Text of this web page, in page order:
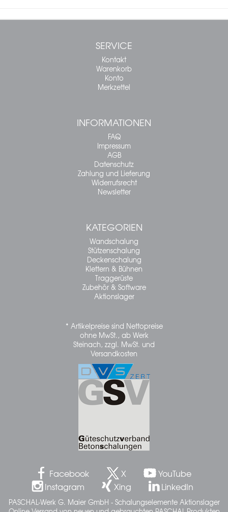
SERVICE
Kontakt
Warenkorb
Konto
Merkzettel
INFORMATIONEN
FAQ
Impressum
AGB
Datenschutz
Zahlung und Lieferung
Widerrufsrecht
Newsletter
KATEGORIEN
Wandschalung
Stützenschalung
Deckenschalung
Klettern & Bühnen
Traggerüste
Zubehör & Software
Aktionslager
* Artikelpreise sind Nettopreise
ohne MwSt., ab Werk
Steinach, zzgl. MwSt. und
Versandkosten
Facebook X
YouTube
Instagram
Xing LinkedIn
PASCHAL-Werk G. Maier GmbH - Schalungselemente Aktionslager